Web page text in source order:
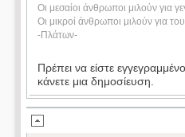
Οι μεσαίοι άνθρωποι μιλούν για
Οι μικροί άνθρωποι μιλούν για
-Πλάτων-
Πρέπει να είστε
κάνετε μια δημοσίευση.